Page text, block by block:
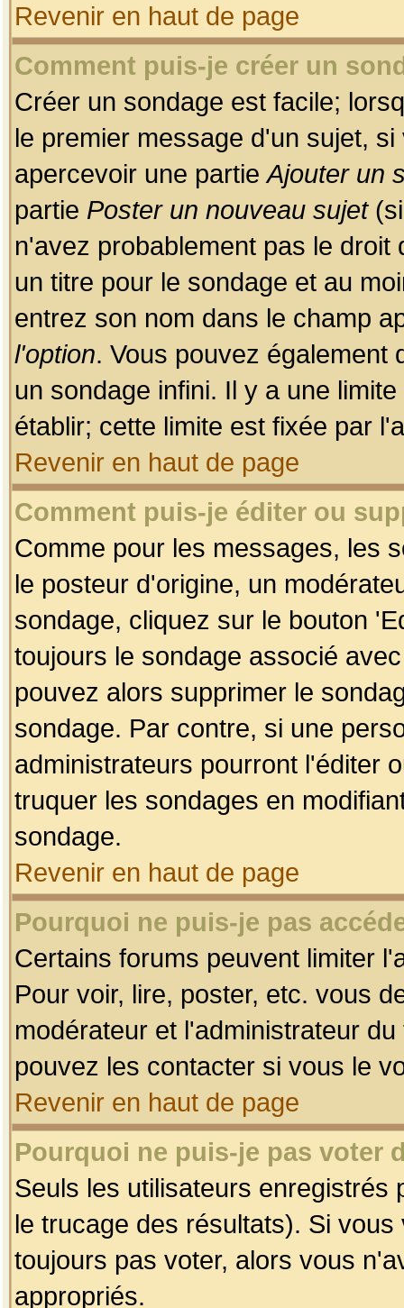
Revenir en haut de page
Comment puis-je créer un
Créer un sondage est facile;
le premier message d'un sujet,
apercevoir une partieAjouter un
partie Poster un nouveau sujet(si
n'avez probablement pas le
un titre pour le sondage et au
entrez son nom dans le champ
l'option. Vous pouvez également
un sondage infini. Il y a une
établir; cette limite est fixée par
Revenir en haut de page
Comment puis-je éditer ou
Comme pour les messages, les
le posteur d'origine, un
sondage, cliquez sur le bouton
toujours le sondage associé
pouvez alors supprimer le
sondage. Par contre, si une
administrateurs pourront l'éditer
truquer les sondages en
sondage.
Revenir en haut de page
Pourquoi ne puis-je pas
Certains forums peuvent limiter
Pour voir, lire, poster, etc. vous
modérateur et l'administrateur
pouvez les contacter si vous le
Revenir en haut de page
Pourquoi ne puis-je pas voter
Seuls les utilisateurs enregistrés
le trucage des résultats). Si
toujours pas voter, alors vous
appropriés.